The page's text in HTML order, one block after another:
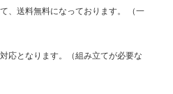
、送料無料になっております。 （一
応となります。（組み立てが必要な